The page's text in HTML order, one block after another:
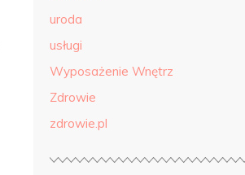
uroda
usługi
Wyposażenie Wnętrz
Zdrowie
zdrowie.pl